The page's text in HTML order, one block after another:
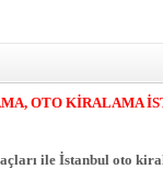
OTO KİRALAMA
ile İstanbul oto